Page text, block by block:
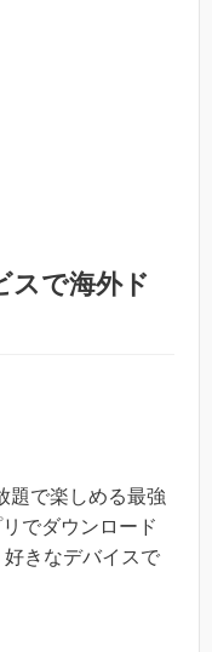
スで海外ド
題で楽しめる最強
でダウンロード
きなデバイスで